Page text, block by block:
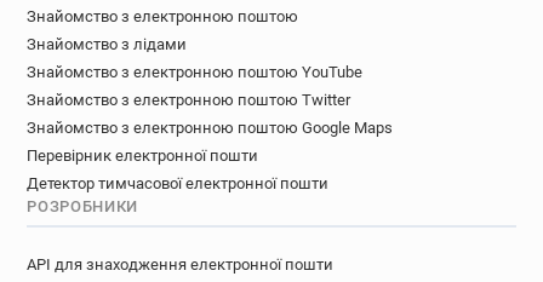
Знайомство з електронною поштою
Знайомство з лідами
Знайомство з електронною поштою YouTube
Знайомство з електронною поштою Twitter
Знайомство з електронною поштою Google Maps
Перевірник електронної пошти
Детектор тимчасової електронної пошти
РОЗРОБНИКИ
API для знаходження електронної пошти